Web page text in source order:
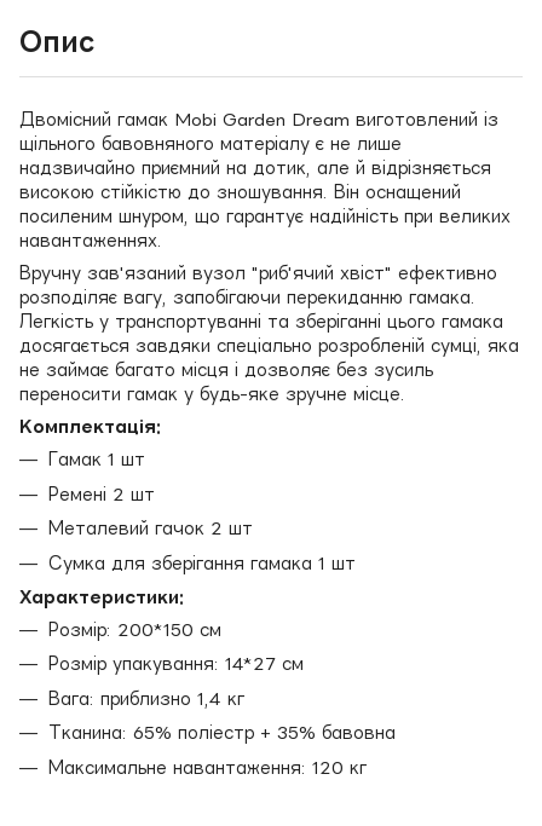
Опис
Двомісний гамак Mobi Garden Dream виготовлений із
щільного бавовняного матеріалу є не лише
надзвичайно приємний на дотик, але й відрізняється
високою стійкістю до зношування. Він оснащений
посиленим шнуром, що гарантує надійність при великих
навантаженнях.
Вручну зав'язаний вузол "риб'ячий хвіст" ефективно
розподіляє вагу, запобігаючи перекиданню гамака.
Легкість у транспортуванні та зберіганні цього гамака
досягається завдяки спеціально розробленій сумці, яка
не займає багато місця і дозволяє без зусиль
переносити гамак у будь-яке зручне місце.
Комплектація:
Гамак 1 шт
Ремені 2 шт
Металевий гачок 2 шт
Сумка для зберігання гамака 1 шт
Характеристики:
Розмір: 200*150 см
Розмір упакування: 14*27 см
Вага: приблизно 1,4 кг
Тканина: 65% поліестр + 35% бавовна
Максимальне навантаження: 120 кг